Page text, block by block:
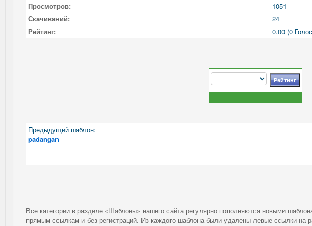
Просмотров:
1051
Скачиваний:
24
Рейтинг:
0.00 (0
Предыдущий шаблон:
padangan
Все категории в разделе «Шаблоны» нашего сайта регулярно пополняются новыми
прямым ссылкам и без регистраций. Из каждого шаблона были удалены левые ссылки на